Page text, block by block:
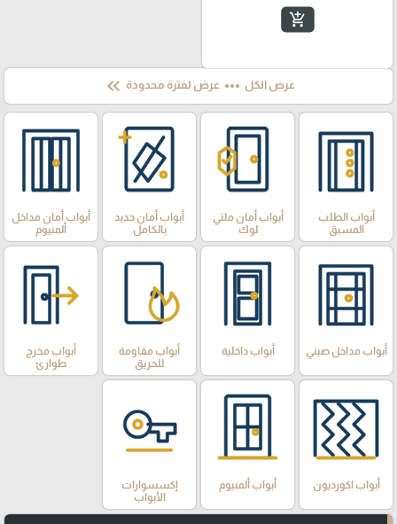
add_shopping_cart
عرض الكل more_horiz عرض لفترة محدودة keyboard_double_arrow_left
أبواب الطلب
المسبق
أبواب أمان ملتي
لوك
أبواب أمان حديد
بالكامل
أبواب أمان مداخل
ألمنيوم
أبواب مداخل صيني أبواب داخلية
أبواب مقاومة
للحريق
أبواب مخرج
طوارئ
أبواب اكورديون أبواب ألمنيوم
إكسسوارات
الأبواب